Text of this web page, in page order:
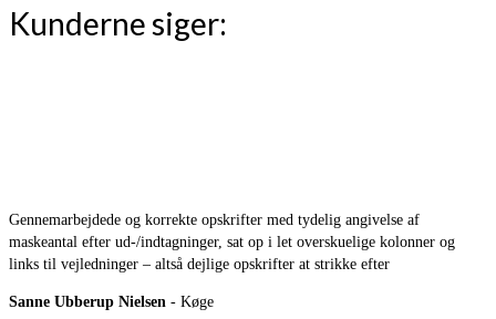
Kunderne siger:
Gennemarbejdede og korrekte opskrifter med tydelig angivelse af
maskeantal efter ud-/indtagninger, sat op i let overskuelige kolonner og
links til vejledninger – altså dejlige opskrifter at strikke efter
Sanne Ubberup Nielsen - Køge